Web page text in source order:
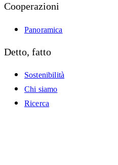
Cooperazioni
Panoramica
Detto, fatto
Sostenibilità
Chi siamo
Ricerca